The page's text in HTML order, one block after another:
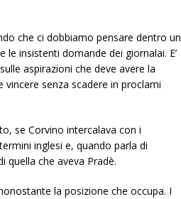
che ci dobbiamo pensare dentro un
insistenti domande dei giornalai. E’
aspirazioni che deve avere la
senza scadere in proclami
se Corvino intercalava con i
inglesi e, quando parla di
quella che aveva Pradè.
la posizione che occupa. I